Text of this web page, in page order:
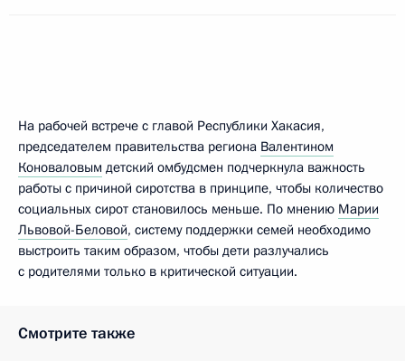
На рабочей встрече с главой Республики Хакасия,
председателем правительства региона Валентином
Коноваловым детский омбудсмен подчеркнула важность
работы с причиной сиротства в принципе, чтобы количество
социальных сирот становилось меньше. По мнению Марии
Львовой-Беловой, систему поддержки семей необходимо
выстроить таким образом, чтобы дети разлучались
с родителями только в критической ситуации.
Смотрите также